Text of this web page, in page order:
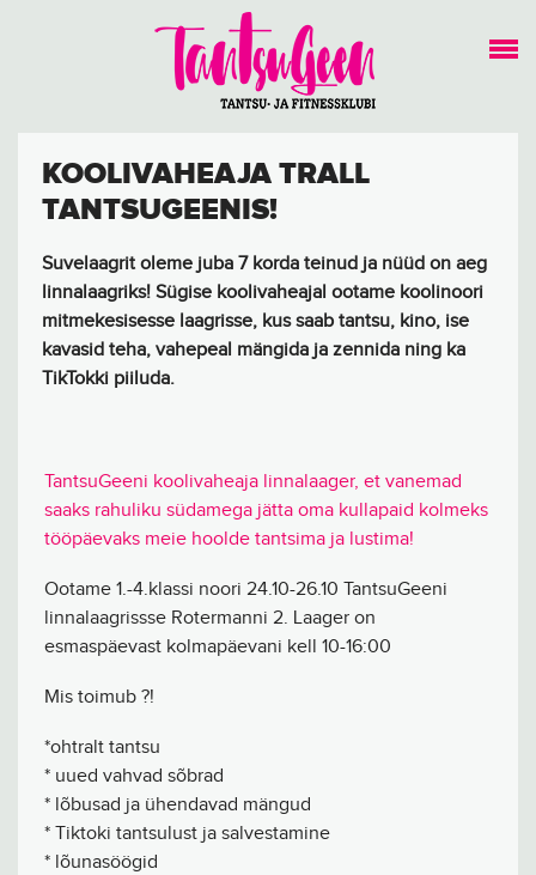
KOOLIVAHEAJA TRALL
TANTSUGEENIS!
Suvelaagrit oleme juba 7 korda teinud ja nüüd on aeg
linnalaagriks! Sügise koolivaheajal ootame koolinoori
mitmekesisesse laagrisse, kus saab tantsu, kino, ise
kavasid teha, vahepeal mängida ja zennida ning ka
TikTokki piiluda.
TantsuGeeni koolivaheaja linnalaager, et vanemad
saaks rahuliku südamega jätta oma kullapaid kolmeks
tööpäevaks meie hoolde tantsima ja lustima!
Ootame 1.-4.klassi noori 24.10-26.10 TantsuGeeni
linnalaagrissse Rotermanni 2. Laager on
esmaspäevast kolmapäevani kell 10-16:00
Mis toimub ?!
*ohtralt tantsu
* uued vahvad sõbrad
* lõbusad ja ühendavad mängud
* Tiktoki tantsulust ja salvestamine
* lõunasöögid